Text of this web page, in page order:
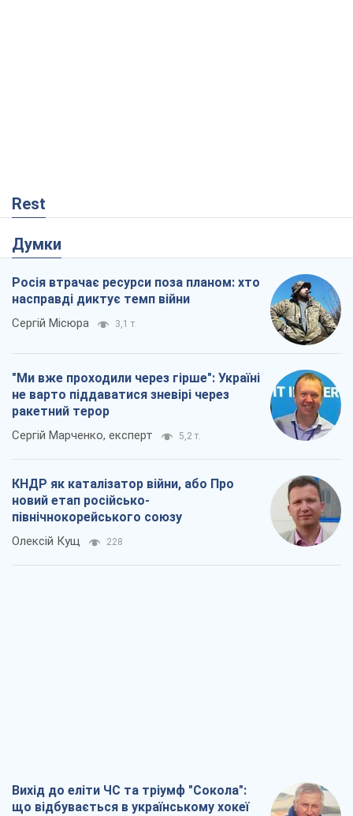
Rest
Думки
Росія втрачає ресурси поза планом: хто
насправді диктує темп війни
Сергій Місюра 3,1 т.
"Ми вже проходили через гірше": Україні
не варто піддаватися зневірі через
ракетний терор
Сергій Марченко, експерт 5,2 т.
КНДР як каталізатор війни, або Про
новий етап російсько-
північнокорейського союзу
Олексій Кущ 228
Вихід до еліти ЧС та тріумф "Сокола":
що відбувається в українському хокеї